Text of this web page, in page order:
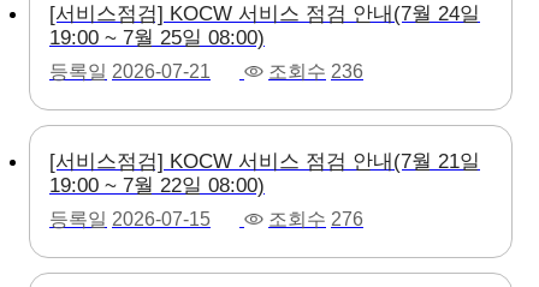
[서비스점검] KOCW 서비스 점검 안내(7월 24일
19:00 ~ 7월 25일 08:00)
등록일 2026-07-21 조회수 236
[서비스점검] KOCW 서비스 점검 안내(7월 21일
19:00 ~ 7월 22일 08:00)
등록일 2026-07-15 조회수 276